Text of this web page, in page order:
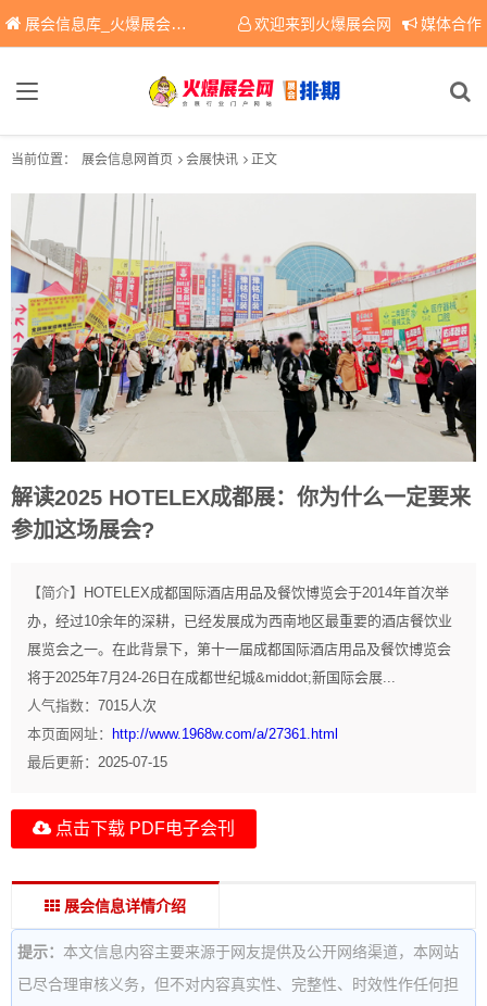
展会信息库_火爆展会网免费展会信息查询平台，提供专业会展服务！ 欢迎来到火爆展会网 媒体合作
当前位置： 展会信息网首页 会展快讯 正文
解读2025 HOTELEX成都展：你为什么一定要来
参加这场展会?
【简介】
HOTELEX成都国际酒店用品及餐饮博览会于2014年首次举
办，经过10余年的深耕，已经发展成为西南地区最重要的酒店餐饮业
展览会之一。在此背景下，第十一届成都国际酒店用品及餐饮博览会
将于2025年7月24-26日在成都世纪城&middot;新国际会展...
人气指数： 7015人次
本页面网址：
http://www.1968w.com/a/27361.html
最后更新： 2025-07-15
点击下载 PDF电子会刊
展会信息详情介绍
提示： 本文信息内容主要来源于网友提供及公开网络渠道，本网站
已尽合理审核义务，但不对内容真实性、完整性、时效性作任何担